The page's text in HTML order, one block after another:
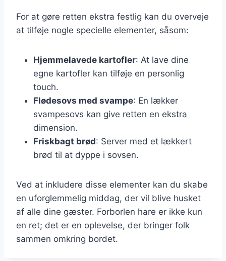
For at gøre retten ekstra festlig kan du overveje
at tilføje nogle specielle elementer, såsom:
Hjemmelavede kartofler: At lave dine
egne kartofler kan tilføje en personlig
touch.
Flødesovs med svampe: En lækker
svampesovs kan give retten en ekstra
dimension.
Friskbagt brød: Server med et lækkert
brød til at dyppe i sovsen.
Ved at inkludere disse elementer kan du skabe
en uforglemmelig middag, der vil blive husket
af alle dine gæster. Forborlen hare er ikke kun
en ret; det er en oplevelse, der bringer folk
sammen omkring bordet.